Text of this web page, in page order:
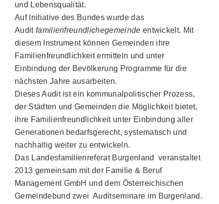
und Lebensqualität.
Auf Initiative des Bundes wurde das
Audit familienfreundlichegemeinde entwickelt. Mit
diesem Instrument können Gemeinden ihre
Familienfreundlichkeit ermitteln und unter
Einbindung der Bevölkerung Programme für die
nächsten Jahre ausarbeiten.
Dieses Audit ist ein kommunalpolitischer Prozess,
der Städten und Gemeinden die Möglichkeit bietet,
ihre Familienfreundlichkeit unter Einbindung aller
Generationen bedarfsgerecht, systematisch und
nachhaltig weiter zu entwickeln.
Das Landesfamilienreferat Burgenland veranstaltet
2013 gemeinsam mit der Familie & Beruf
Management GmbH und dem Österreichischen
Gemeindebund zwei Auditseminare im Burgenland.